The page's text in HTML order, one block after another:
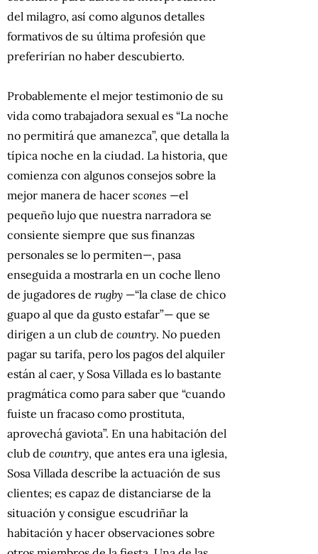
del milagro, así como algunos detalles
formativos de su última profesión que
preferirían no haber descubierto.
Probablemente el mejor testimonio de su
vida como trabajadora sexual es “La noche
no permitirá que amanezca”, que detalla la
típica noche en la ciudad. La historia, que
comienza con algunos consejos sobre la
mejor manera de hacer scones —el
pequeño lujo que nuestra narradora se
consiente siempre que sus finanzas
personales se lo permiten—, pasa
enseguida a mostrarla en un coche lleno
de jugadores de rugby —“la clase de chico
guapo al que da gusto estafar”— que se
dirigen a un club de country. No pueden
pagar su tarifa, pero los pagos del alquiler
están al caer, y Sosa Villada es lo bastante
pragmática como para saber que “cuando
fuiste un fracaso como prostituta,
aprovechá gaviota”. En una habitación del
club de country, que antes era una iglesia,
Sosa Villada describe la actuación de sus
clientes; es capaz de distanciarse de la
situación y consigue escudriñar la
habitación y hacer observaciones sobre